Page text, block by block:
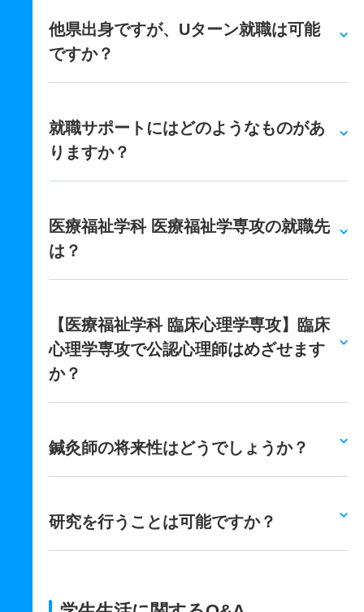
他県出身ですが、Uターン就職は可能
ですか？
就職サポートにはどのようなものがあ
りますか？
医療福祉学科 医療福祉学専攻の就職先
は？
【医療福祉学科 臨床心理学専攻】臨床
心理学専攻で公認心理師はめざせます
か？
鍼灸師の将来性はどうでしょうか？
研究を行うことは可能ですか？